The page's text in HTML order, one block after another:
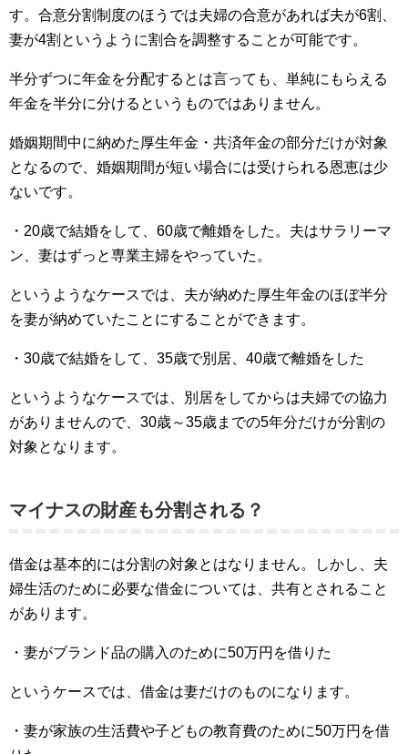
す。合意分割制度のほうでは夫婦の合意があれば夫が6割、
妻が4割というように割合を調整することが可能です。
半分ずつに年金を分配するとは言っても、単純にもらえる
年金を半分に分けるというものではありません。
婚姻期間中に納めた厚生年金・共済年金の部分だけが対象
となるので、婚姻期間が短い場合には受けられる恩恵は少
ないです。
・20歳で結婚をして、60歳で離婚をした。夫はサラリーマ
ン、妻はずっと専業主婦をやっていた。
というようなケースでは、夫が納めた厚生年金のほぼ半分
を妻が納めていたことにすることができます。
・30歳で結婚をして、35歳で別居、40歳で離婚をした
というようなケースでは、別居をしてからは夫婦での協力
がありませんので、30歳～35歳までの5年分だけが分割の
対象となります。
マイナスの財産も分割される？
借金は基本的には分割の対象とはなりません。しかし、夫
婦生活のために必要な借金については、共有とされること
があります。
・妻がブランド品の購入のために50万円を借りた
というケースでは、借金は妻だけのものになります。
・妻が家族の生活費や子どもの教育費のために50万円を借